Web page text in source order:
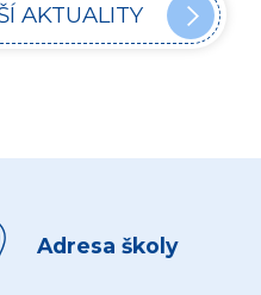
AKTUALITY
Adresa školy